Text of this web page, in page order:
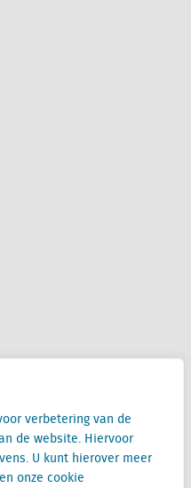
verbetering van de
de website. Hiervoor
U kunt hierover meer
onze cookie
owned subsidiaries of Green Street
products and services, global